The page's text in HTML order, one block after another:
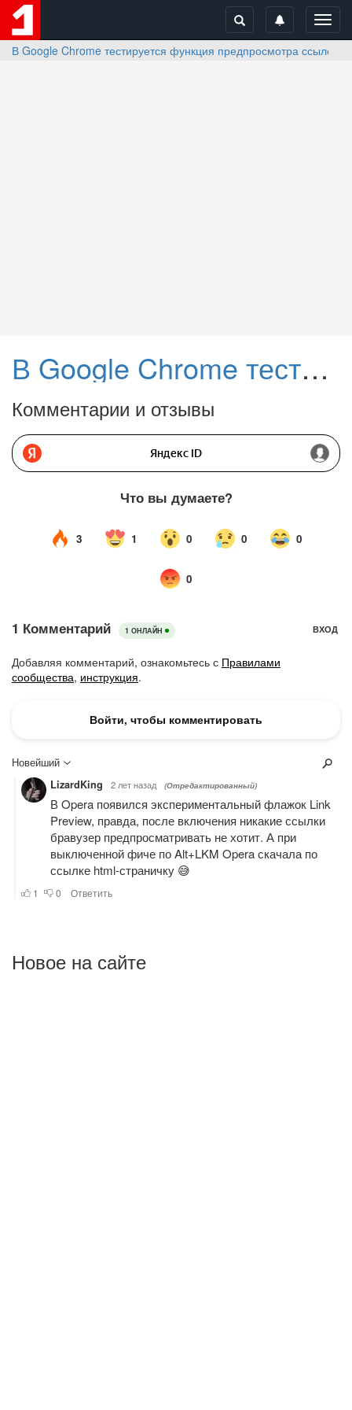
В Google Chrome тестируется функция предпросмотра ссылок
В Google Chrome тестируется функция предпросмотра ссылок
Комментарии и отзывы
Новое на сайте